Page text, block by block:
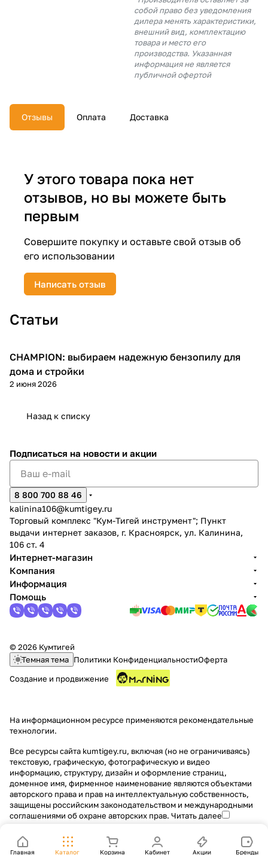
собой право без уведомления
дилера менять характеристики,
внешний вид, комплектацию
товара и место его
производства. Указанная
информация не является
публичной офертой
Отзывы Оплата Доставка
У этого товара пока нет
отзывов, но вы можете быть
первым
Совершите покупку и оставьте свой отзыв об
его использовании
Написать отзыв
Статьи
Пилы
CHAMPION: выбираем надежную бензопилу для
дома и стройки
2 июня 2026
Назад к списку
Главная Каталог Корзина Кабинет Акции Бренды
Подписаться на новости и акции
8 800 700 88 46
kalinina106@kumtigey.ru
Торговый комплекс "Кум-Тигей инструмент"; Пункт
выдачи интернет заказов, г. Красноярск, ул. Калинина,
106 ст. 4
Интернет-магазин
Компания
Информация
Помощь
© 2026 Кумтигей
Темная тема Политики КонфиденциальностиОферта
Создание и продвижение
На информационном ресурсе применяются рекомендательные
технологии.
Все ресурсы сайта kumtigey.ru, включая (но не ограничиваясь)
текстовую, графическую, фотографическую и видео
информацию, структуру, дизайн и оформление страниц,
доменное имя, фирменное наименование являются объектами
авторского права и прав на интеллектуальную собственность,
защищены российским законодательством и международными
соглашениями об охране авторских прав. Читать далее
недели